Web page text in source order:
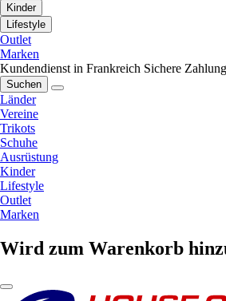
Kinder
Lifestyle
Outlet
Marken
Kundendienst in Frankreich Sichere Zahlung
Suchen
Länder
Vereine
Trikots
Schuhe
Ausrüstung
Kinder
Lifestyle
Outlet
Marken
Wird zum Warenkorb